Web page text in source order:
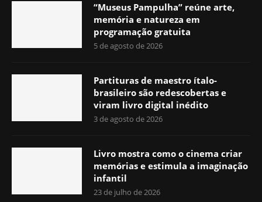
“Museus Pampulha” reúne arte,
memória e natureza em
programação gratuita
5 de agosto de 2026
Partituras de maestro ítalo-
brasileiro são redescobertas e
viram livro digital inédito
3 de agosto de 2026
Livro mostra como o cinema criar
memórias e estimula a imaginação
infantil
23 de julho de 2026